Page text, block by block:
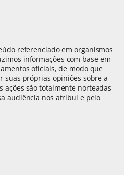
referenciado em organismos
informações com base em
oficiais, de modo que
suas próprias opiniões sobre a
ações são totalmente norteadas
audiência nos atribui e pelo